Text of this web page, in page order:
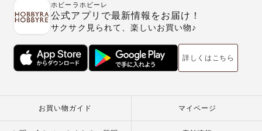
ホビーラホビーレ
公式アプリで最新情報をお届け！
サクサク見られて、楽しいお買い物♪
詳しくはこちら
お買い物ガイド マイページ